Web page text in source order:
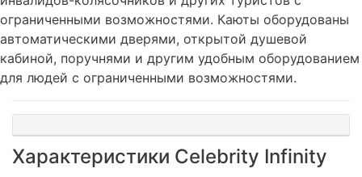
ограниченными возможностями. Каюты оборудованы
автоматическими дверями, открытой душевой
кабиной, поручнями и другим удобным оборудованием
для людей с ограниченными возможностями.
Характеристики Celebrity Infinity